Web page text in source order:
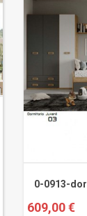
0-0913-
609,00 €